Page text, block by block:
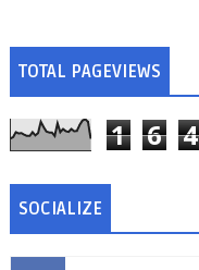
TOTAL PAGEVIEWS
1 6 4
SOCIALIZE